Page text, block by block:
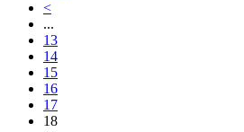
<
...
13
14
15
16
17
18